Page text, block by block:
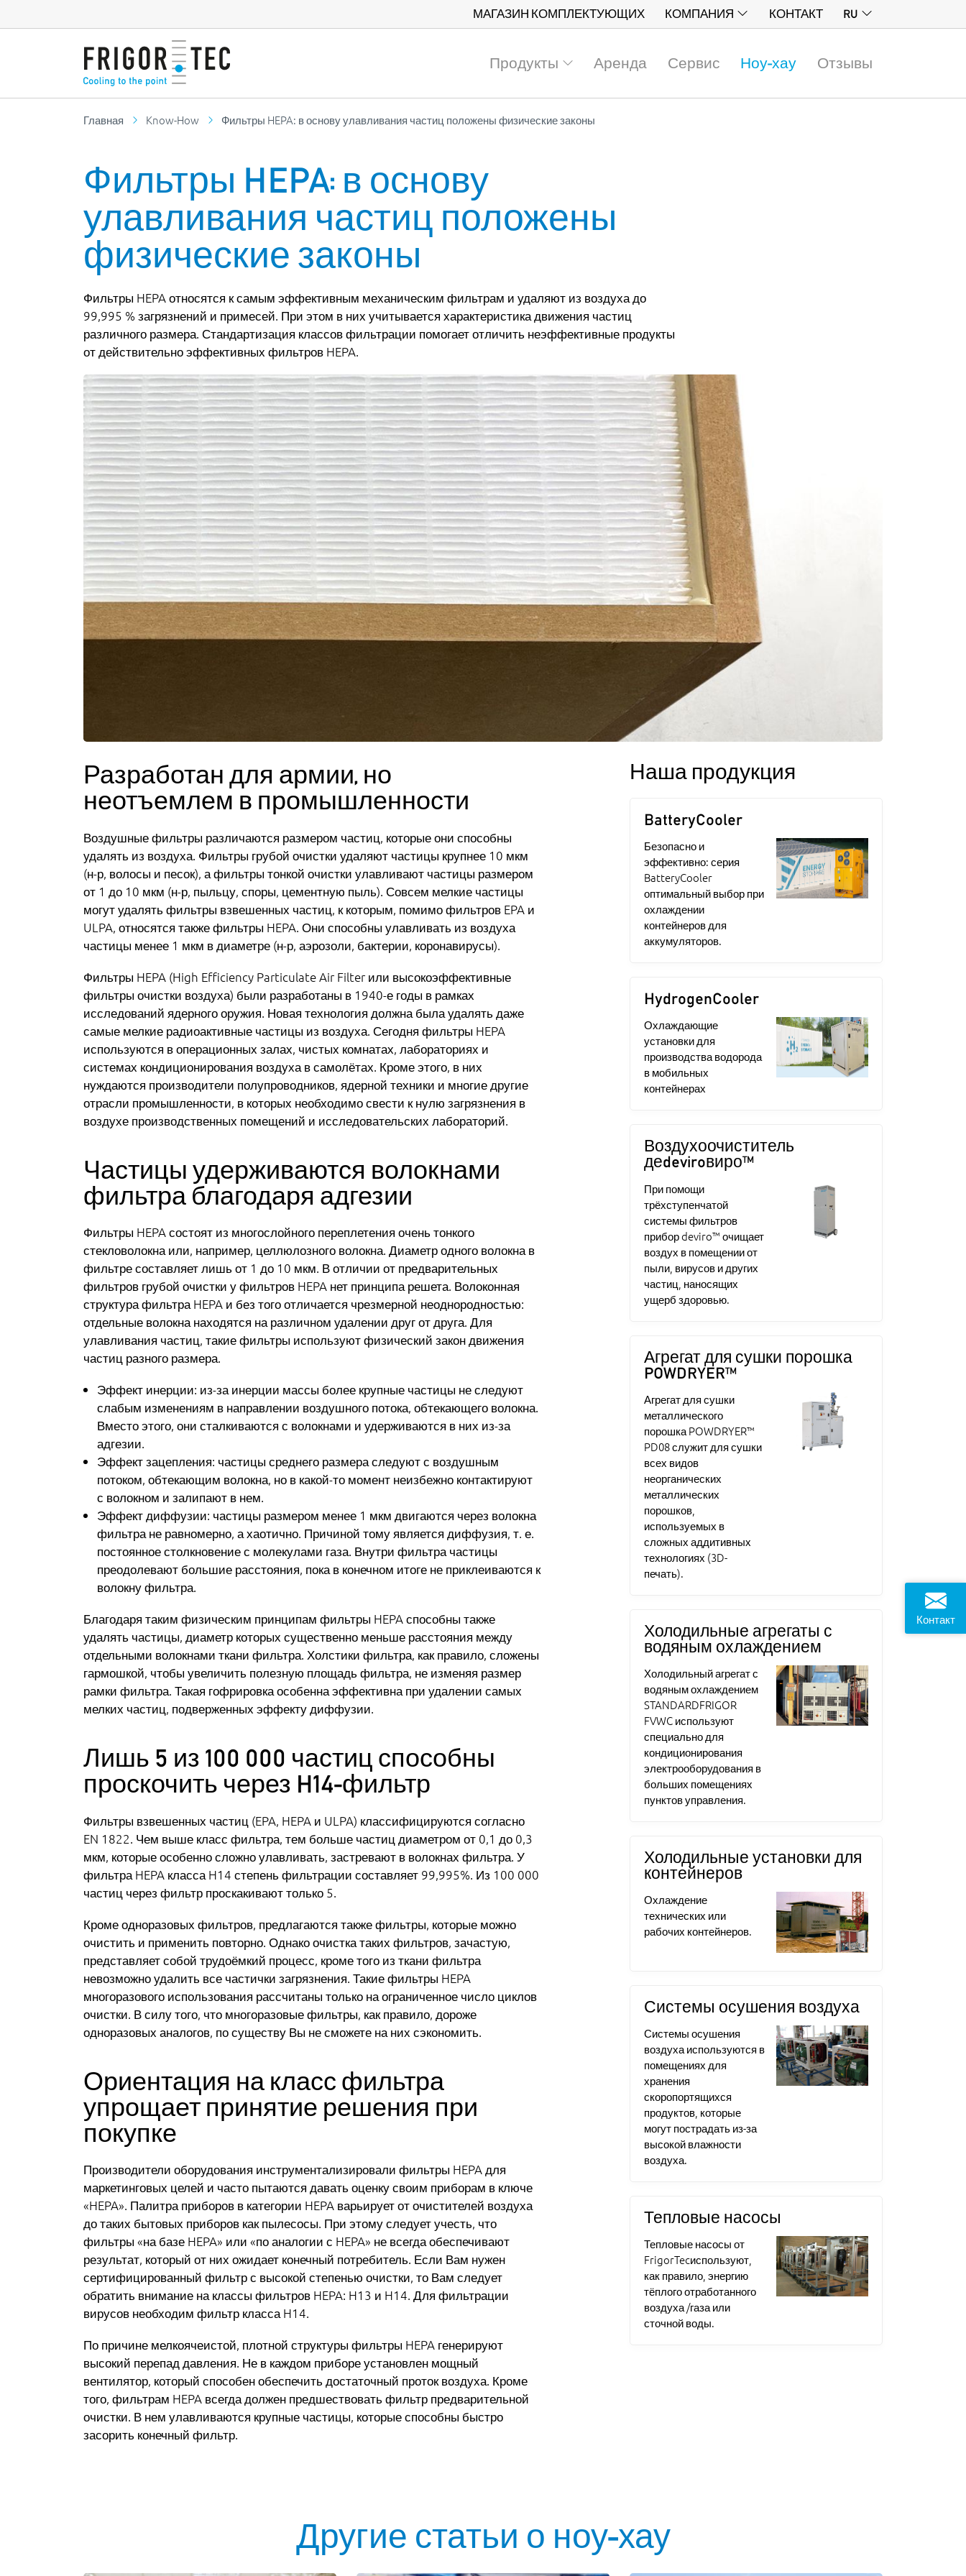
МАГАЗИН КОМПЛЕКТУЮЩИХ КОМПАНИЯ КОНТАКТ RU
Продукты Аренда Сервис Ноу-хау Отзывы
Главная Know-How Фильтры HEPA: в основу улавливания частиц положены физические законы
Фильтры HEPA: в основу
улавливания частиц положены
физические законы
Фильтры HEPA относятся к самым эффективным механическим фильтрам и удаляют из воздуха до
99,995 % загрязнений и примесей. При этом в них учитывается характеристика движения частиц
различного размера. Стандартизация классов фильтрации помогает отличить неэффективные продукты
от действительно эффективных фильтров HEPA.
Разработан для армии, но
неотъемлем в промышленности
Воздушные фильтры различаются размером частиц, которые они способны
удалять из воздуха. Фильтры грубой очистки удаляют частицы крупнее 10 мкм
(н-р, волосы и песок), а фильтры тонкой очистки улавливают частицы размером
от 1 до 10 мкм (н-р, пыльцу, споры, цементную пыль). Совсем мелкие частицы
могут удалять фильтры взвешенных частиц, к которым, помимо фильтров EPA и
ULPA, относятся также фильтры HEPA. Они способны улавливать из воздуха
частицы менее 1 мкм в диаметре (н-р, аэрозоли, бактерии, коронавирусы).
Фильтры HEPA (High Efficiency Particulate Air Filter или высокоэффективные
фильтры очистки воздуха) были разработаны в 1940-е годы в рамках
исследований ядерного оружия. Новая технология должна была удалять даже
самые мелкие радиоактивные частицы из воздуха. Сегодня фильтры HEPA
используются в операционных залах, чистых комнатах, лабораториях и
системах кондиционирования воздуха в самолётах. Кроме этого, в них
нуждаются производители полупроводников, ядерной техники и многие другие
отрасли промышленности, в которых необходимо свести к нулю загрязнения в
воздухе производственных помещений и исследовательских лабораторий.
Частицы удерживаются волокнами
фильтра благодаря адгезии
Фильтры HEPA состоят из многослойного переплетения очень тонкого
стекловолокна или, например, целлюлозного волокна. Диаметр одного волокна в
фильтре составляет лишь от 1 до 10 мкм. В отличии от предварительных
фильтров грубой очистки у фильтров HEPA нет принципа решета. Волоконная
структура фильтра HEPA и без того отличается чрезмерной неоднородностью:
отдельные волокна находятся на различном удалении друг от друга. Для
улавливания частиц, такие фильтры используют физический закон движения
частиц разного размера.
Эффект инерции: из-за инерции массы более крупные частицы не следуют
слабым изменениям в направлении воздушного потока, обтекающего волокна.
Вместо этого, они сталкиваются с волокнами и удерживаются в них из-за
адгезии.
Эффект зацепления: частицы среднего размера следуют с воздушным
потоком, обтекающим волокна, но в какой-то момент неизбежно контактируют
с волокном и залипают в нем.
Эффект диффузии: частицы размером менее 1 мкм двигаются через волокна
фильтра не равномерно, а хаотично. Причиной тому является диффузия, т. е.
постоянное столкновение с молекулами газа. Внутри фильтра частицы
преодолевают большие расстояния, пока в конечном итоге не приклеиваются к
волокну фильтра.
Благодаря таким физическим принципам фильтры HEPA способны также
удалять частицы, диаметр которых существенно меньше расстояния между
отдельными волокнами ткани фильтра. Холстики фильтра, как правило, сложены
гармошкой, чтобы увеличить полезную площадь фильтра, не изменяя размер
рамки фильтра. Такая гофрировка особенна эффективна при удалении самых
мелких частиц, подверженных эффекту диффузии.
Лишь 5 из 100 000 частиц способны
проскочить через H14-фильтр
Фильтры взвешенных частиц (EPA, HEPA и ULPA) классифицируются согласно
EN 1822. Чем выше класс фильтра, тем больше частиц диаметром от 0,1 до 0,3
мкм, которые особенно сложно улавливать, застревают в волокнах фильтра. У
фильтра HEPA класса H14 степень фильтрации составляет 99,995%. Из 100 000
частиц через фильтр проскакивают только 5.
Кроме одноразовых фильтров, предлагаются также фильтры, которые можно
очистить и применить повторно. Однако очистка таких фильтров, зачастую,
представляет собой трудоёмкий процесс, кроме того из ткани фильтра
невозможно удалить все частички загрязнения. Такие фильтры HEPA
многоразового использования рассчитаны только на ограниченное число циклов
очистки. В силу того, что многоразовые фильтры, как правило, дороже
одноразовых аналогов, по существу Вы не сможете на них сэкономить.
Ориентация на класс фильтра
упрощает принятие решения при
покупке
Производители оборудования инструментализировали фильтры HEPA для
маркетинговых целей и часто пытаются давать оценку своим приборам в ключе
«HEPA». Палитра приборов в категории HEPA варьирует от очистителей воздуха
до таких бытовых приборов как пылесосы. При этому следует учесть, что
фильтры «на базе HEPA» или «по аналогии с HEPA» не всегда обеспечивают
результат, который от них ожидает конечный потребитель. Если Вам нужен
сертифицированный фильтр с высокой степенью очистки, то Вам следует
обратить внимание на классы фильтров HEPA: H13 и H14. Для фильтрации
вирусов необходим фильтр класса H14.
По причине мелкоячеистой, плотной структуры фильтры HEPA генерируют
высокий перепад давления. Не в каждом приборе установлен мощный
вентилятор, который способен обеспечить достаточный проток воздуха. Кроме
того, фильтрам HEPA всегда должен предшествовать фильтр предварительной
очистки. В нем улавливаются крупные частицы, которые способны быстро
засорить конечный фильтр.
Наша продукция
BatteryCooler
Безопасно и
эффективно: серия
BatteryCooler
оптимальный выбор при
охлаждении
контейнеров для
аккумуляторов.
HydrogenCooler
Охлаждающие
установки для
производства водорода
в мобильных
контейнерах
Воздухоочиститель
деdeviroвиро™
При помощи
трёхступенчатой
системы фильтров
прибор deviro™ очищает
воздух в помещении от
пыли, вирусов и других
частиц, наносящих
ущерб здоровью.
Агрегат для сушки порошка
POWDRYER™
Агрегат для сушки
металлического
порошка POWDRYER™
PD08 служит для сушки
всех видов
неорганических
металлических
порошков,
используемых в
сложных аддитивных
технологиях (3D-
печать).
Холодильные агрегаты с
водяным охлаждением
Холодильный агрегат с
водяным охлаждением
STANDARDFRIGOR
FVWC используют
специально для
кондиционирования
электрооборудования в
больших помещениях
пунктов управления.
Холодильные установки для
контейнеров
Охлаждение
технических или
рабочих контейнеров.
Системы осушения воздуха
Системы осушения
воздуха используются в
помещениях для
хранения
скоропортящихся
продуктов, которые
могут пострадать из-за
высокой влажности
воздуха.
Тепловые насосы
Тепловые насосы от
FrigorTecиспользуют,
как правило, энергию
тёплого отработанного
воздуха /газа или
сточной воды.
Другие статьи о ноу-хау
Контакт